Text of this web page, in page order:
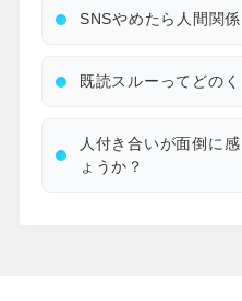
SNSやめたら人間関
既読スルーってどの
人付き合いが面倒に
ょうか？